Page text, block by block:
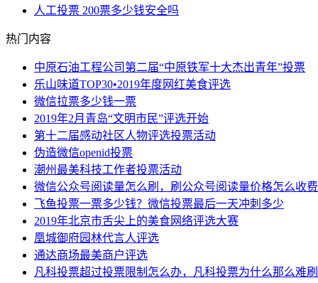
人工投票 200票多少钱安全吗
热门内容
中原石油工程公司第二届“中原铁军十大杰出青年”投票
乐山味道TOP30•2019年度网红美食评选
微信拉票多少钱一票
2019年2月青岛“文明市民”评选开始
第十二届感动社区人物评选投票活动
伪造微信openid投票
潮州最美科技工作者投票活动
微信公众号阅读量怎么刷，刷公众号阅读量价格怎么收费
飞鱼投票一票多少钱？微信投票最后一天冲刺多少
2019年北京市舌尖上的美食网络评选大赛
凰城御府园林代言人评选
通达商场最美商户评选
凡科投票超过投票限制怎么办，凡科投票为什么那么难刷